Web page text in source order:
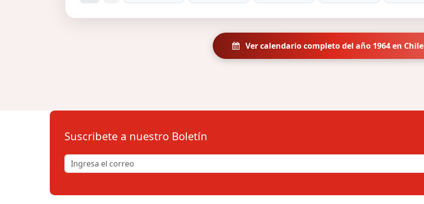
Ver calendario completo del año 1964 en Chile
Suscribete a nuestro Boletín